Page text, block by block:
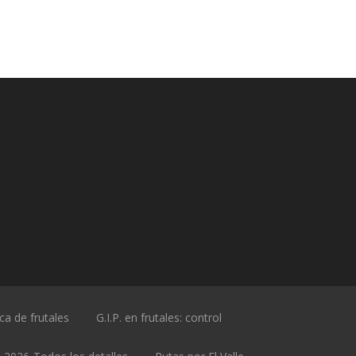
de frutales G.I.P. en frutales: control